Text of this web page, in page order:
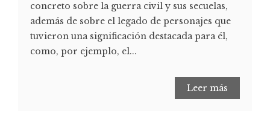
concreto sobre la guerra civil y sus secuelas,
además de sobre el legado de personajes que
tuvieron una significación destacada para él,
como, por ejemplo, el...
Leer más